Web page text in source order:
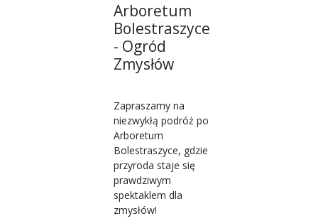
Arboretum
Bolestraszyce
- Ogród
Zmysłów
Zapraszamy na
niezwykłą podróż po
Arboretum
Bolestraszyce, gdzie
przyroda staje się
prawdziwym
spektaklem dla
zmysłów!